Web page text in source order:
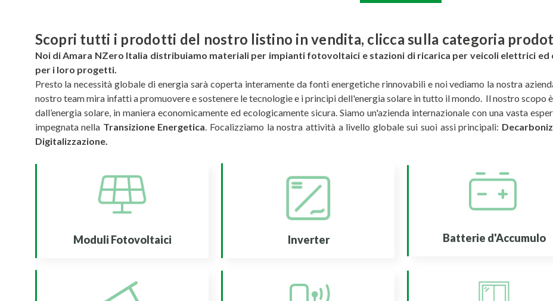
scopri tutti i prodotti del nostro listino in vendita, clicca sulla categoria
Noi di Amara NZero Italia distribuiamo materiali per impianti fotovoltaici e stazioni di ricarica per veicoli elettrici
per i loro progetti.
Presto la necessità globale di energia sarà coperta interamente da fonti energetiche rinnovabili e noi vediamo la nostra
nostro team mira infatti a promuovere e sostenere le tecnologie e i principi dell'energia solare in tutto il mondo. Il nostro scopo
dall’energia solare, in maniera economicamente ed ecologicamente sicura. Siamo un'azienda internazionale con una vasta
impegnata nella Transizione Energetica. Focalizziamo la nostra attività a livello globale sui suoi assi principali:
Digitalizzazione.
Moduli Fotovoltaici Inverter Batterie d'Accumulo